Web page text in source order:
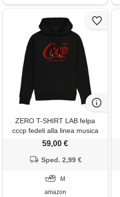
ZERO T-SHIRT LAB felpa
cccp fedeli alla linea musica
punk rock sovietico stella
rossa unisex hoodie
sweatshirt (m)
59,00 €
Sped. 2,99 €
M
amazon